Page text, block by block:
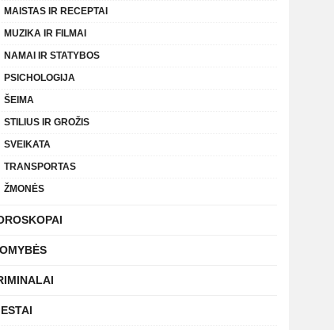
MAISTAS IR RECEPTAI
MUZIKA IR FILMAI
NAMAI IR STATYBOS
PSICHOLOGIJA
ŠEIMA
STILIUS IR GROŽIS
SVEIKATA
TRANSPORTAS
ŽMONĖS